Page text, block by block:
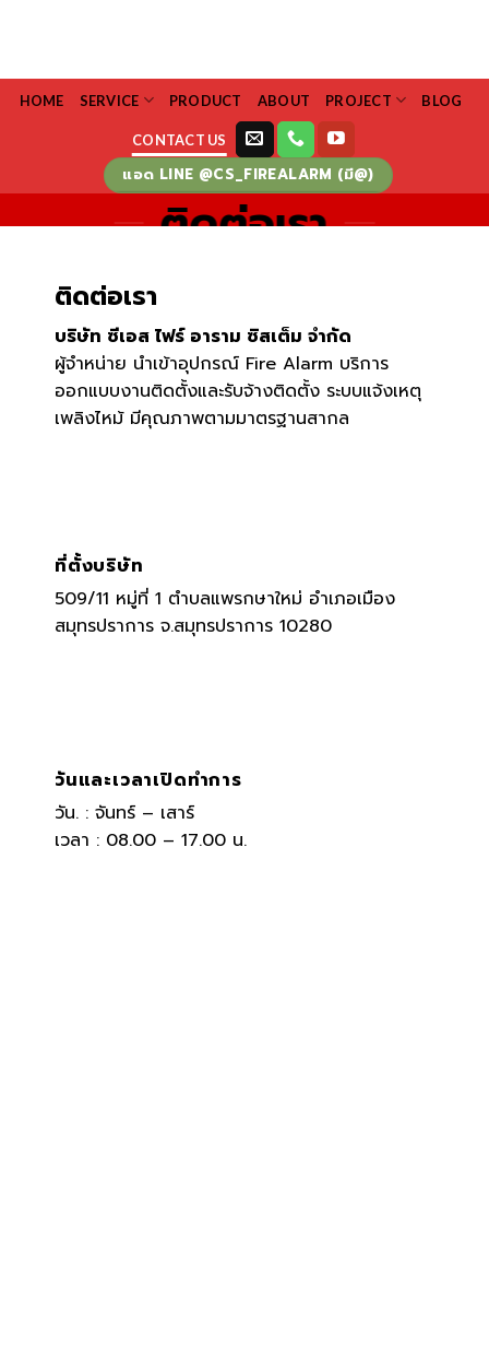
HOME SERVICE PRODUCT ABOUT PROJECT BLOG
CONTACT US
แอด LINE @CS_FIREALARM (มี@)
ติดต่อเรา
ติดต่อเรา
บริษัท ซีเอส ไฟร์ อาราม ซิสเต็ม จำกัด
ผู้จำหน่าย นำเข้าอุปกรณ์ Fire Alarm บริการ
ออกแบบงานติดตั้งและรับจ้างติดตั้ง ระบบแจ้งเหตุ
เพลิงไหม้ มีคุณภาพตามมาตรฐานสากล
ที่ตั้งบริษัท
509/11 หมู่ที่ 1 ตำบลแพรกษาใหม่ อำเภอเมือง
สมุทรปราการ จ.สมุทรปราการ 10280
วันและเวลาเปิดทำการ
วัน. : จันทร์ – เสาร์
เวลา : 08.00 – 17.00 น.